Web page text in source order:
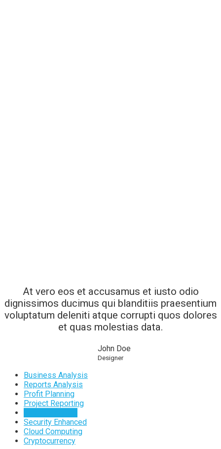
At vero eos et accusamus et iusto odio
dignissimos ducimus qui blanditiis praesentium
voluptatum deleniti atque corrupti quos dolores
et quas molestias data.
John Doe
Designer
Business Analysis
Reports Analysis
Profit Planning
Project Reporting
Security Enhanced
Cloud Computing
Cryptocurrency